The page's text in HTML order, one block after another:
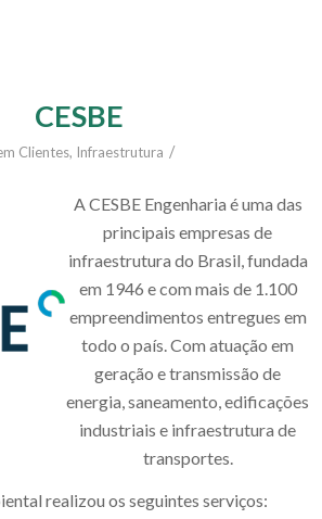
CESBE
Clientes, Infraestrutura /
A CESBE Engenharia é uma das
principais empresas de
infraestrutura do Brasil, fundada
em 1946 e com mais de 1.100
empreendimentos entregues em
todo o país. Com atuação em
geração e transmissão de
energia, saneamento, edificações
industriais e infraestrutura de
transportes.
realizou os seguintes serviços: